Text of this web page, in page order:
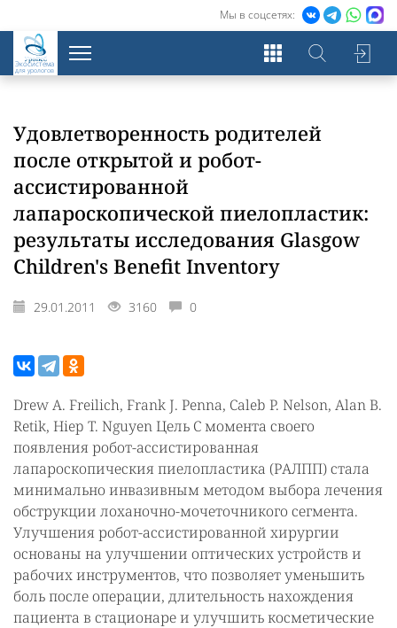
Мы в соцсетях:
Экосистема
для урологов
Удовлетворенность родителей
после открытой и робот-
ассистированной
лапароскопической пиелопластик:
результаты исследования Glasgow
Children's Benefit Inventory
29.01.2011 3160 0
Drew A. Freilich, Frank J. Penna, Caleb P. Nelson, Alan B.
Retik, Hiep T. Nguyen Цель С момента своего
появления робот-ассистированная
лапароскопическия пиелопластика (РАЛПП) стала
минимально инвазивным методом выбора лечения
обструкции лоханочно-мочеточникого сегмента.
Улучшения робот-ассистированной хирургии
основаны на улучшении оптических устройств и
рабочих инструментов, что позволяет уменьшить
боль после операции, длительность нахождения
пациента в стационаре и улучшить косметические